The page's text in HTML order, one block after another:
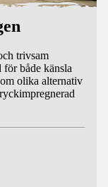
trivsam
både känsla
olika alternativ